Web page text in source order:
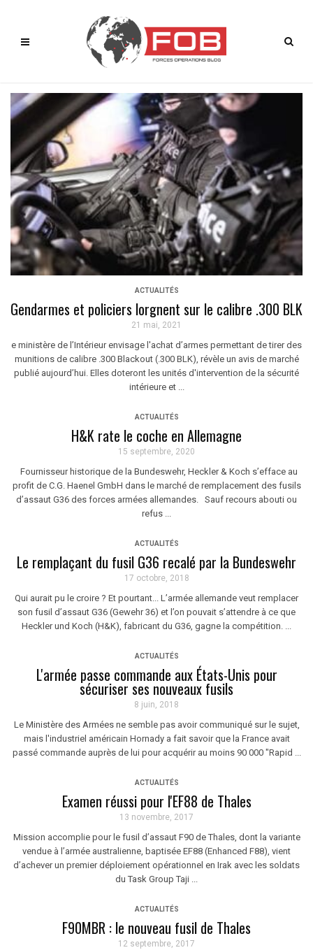
ACTUALITÉS
Gendarmes et policiers lorgnent sur le calibre .300 BLK
21 mai, 2021
e ministère de l’Intérieur envisage l'achat d’armes permettant de tirer des
munitions de calibre .300 Blackout (.300 BLK), révèle un avis de marché
publié aujourd’hui. Elles doteront les unités d'intervention de la sécurité
intérieure et ...
ACTUALITÉS
H&K rate le coche en Allemagne
15 septembre, 2020
Fournisseur historique de la Bundeswehr, Heckler & Koch s’efface au
profit de C.G. Haenel GmbH dans le marché de remplacement des fusils
d’assaut G36 des forces armées allemandes. Sauf recours abouti ou
refus ...
ACTUALITÉS
Le remplaçant du fusil G36 recalé par la Bundeswehr
17 octobre, 2018
Qui aurait pu le croire ? Et pourtant... L’armée allemande veut remplacer
son fusil d’assaut G36 (Gewehr 36) et l’on pouvait s’attendre à ce que
Heckler und Koch (H&K), fabricant du G36, gagne la compétition. ...
ACTUALITÉS
L'armée passe commande aux États-Unis pour
sécuriser ses nouveaux fusils
8 juin, 2018
Le Ministère des Armées ne semble pas avoir communiqué sur le sujet,
mais l'industriel américain Hornady a fait savoir que la France avait
passé commande auprès de lui pour acquérir au moins 90 000 "Rapid ...
ACTUALITÉS
Examen réussi pour l'EF88 de Thales
13 novembre, 2017
Mission accomplie pour le fusil d’assaut F90 de Thales, dont la variante
vendue à l’armée australienne, baptisée EF88 (Enhanced F88), vient
d’achever un premier déploiement opérationnel en Irak avec les soldats
du Task Group Taji ...
ACTUALITÉS
F90MBR : le nouveau fusil de Thales
12 septembre, 2017